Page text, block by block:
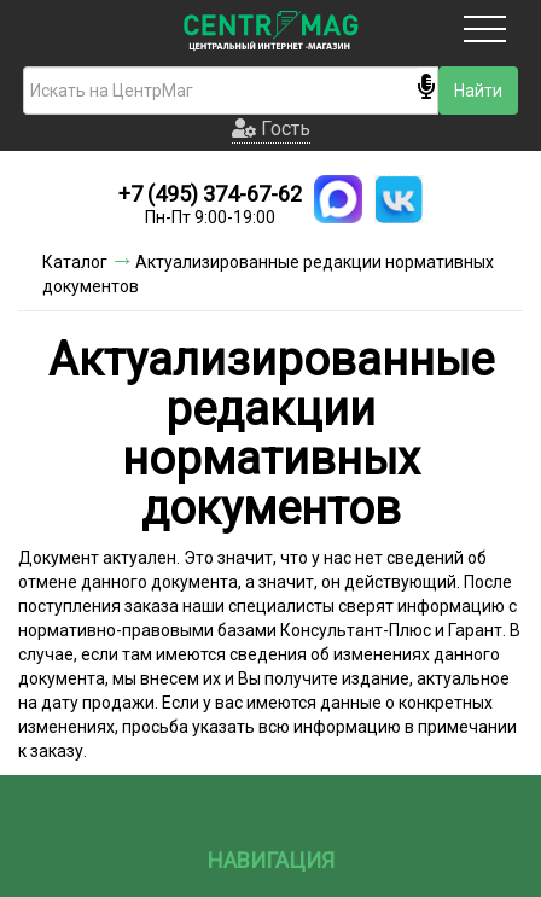
Гость
Новинки
Условия доставки
Контакты
Акции и скидки
Гость
+7 (495) 374-67-62
Пн-Пт 9:00-19:00
Каталог
Актуализированные редакции нормативных
документов
Актуализированные
редакции
нормативных
документов
Документ актуален. Это значит, что у нас нет сведений об
отмене данного документа, а значит, он действующий. После
поступления заказа наши специалисты сверят информацию с
нормативно-правовыми базами Консультант-Плюс и Гарант. В
случае, если там имеются сведения об изменениях данного
документа, мы внесем их и Вы получите издание, актуальное
на дату продажи. Если у вас имеются данные о конкретных
изменениях, просьба указать всю информацию в примечании
к заказу.
НАВИГАЦИЯ